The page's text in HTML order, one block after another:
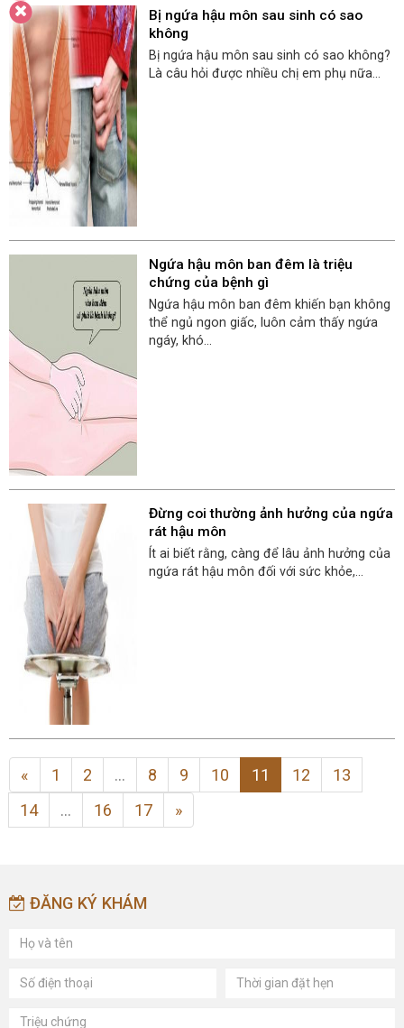
Bị ngứa hậu môn sau sinh có sao
không
Bị ngứa hậu môn sau sinh có sao không?
Là câu hỏi được nhiều chị em phụ nữa...
Ngứa hậu môn ban đêm là triệu
chứng của bệnh gì
Ngứa hậu môn ban đêm khiến bạn không
thể ngủ ngon giấc, luôn cảm thấy ngứa
ngáy, khó...
Đừng coi thường ảnh hưởng của ngứa
rát hậu môn
Ít ai biết rằng, càng để lâu ảnh hưởng của
ngứa rát hậu môn đối với sức khỏe,...
« 1 2 ... 8 9 10 11 12
13
14
... 16 17 »
ĐĂNG KÝ KHÁM